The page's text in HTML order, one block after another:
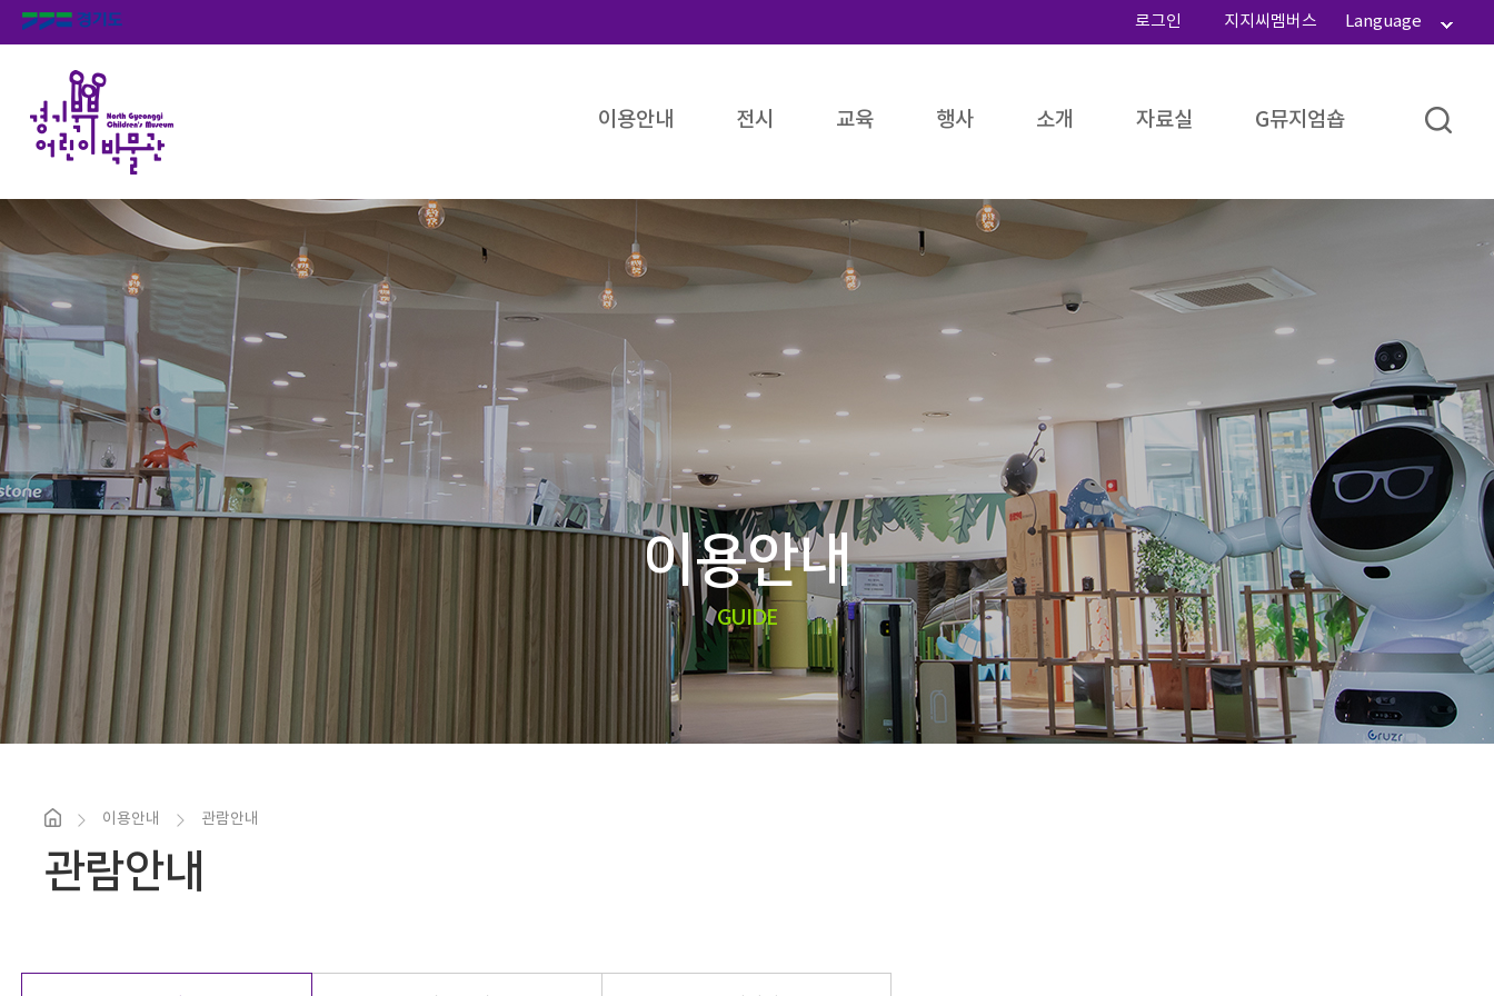
로그인 지지씨멤버스 Language
이용안내 전시 교육 행사 소개 자료실 G뮤지엄숍
이용안내
GUIDE
이용안내 관람안내
관람안내